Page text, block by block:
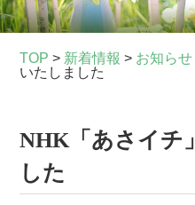
TOP > 新着情報 > お知らせ
いたしました
NHK「あさイチ
した